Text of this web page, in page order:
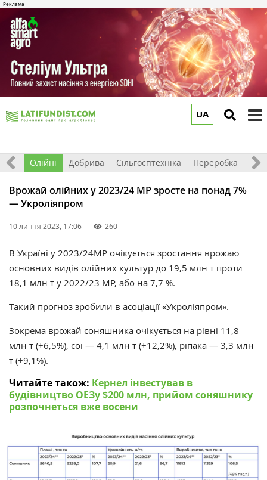
UA
Олійні Добрива Сільгосптехніка Переробка
Врожай олійних у 2023/24 МР зросте на понад 7%
— Укроліяпром
10 липня 2023, 17:06 260
В Україні у 2023/24МР очікується зростання врожаю
основних видів олійних культур до 19,5 млн т проти
18,1 млн т у 2022/23 МР, або на 7,7 %.
Такий прогноз зробили в асоціації «Укроліяпром».
Зокрема врожай соняшника очікується на рівні 11,8
млн т (+6,5%), сої — 4,1 млн т (+12,2%), ріпака — 3,3 млн
т (+9,1%).
Читайте також: Кернел інвестував в
будівництво ОЕЗу $200 млн, прийом соняшнику
розпочнеться вже восени